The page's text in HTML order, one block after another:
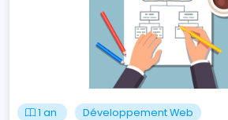
1 an Développement Web